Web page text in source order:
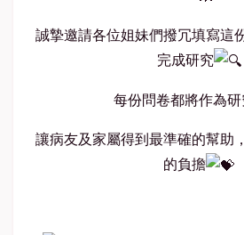
誠摯邀請各位姐妹們撥冗填寫這
完成研究
每份問卷都將作為
讓病友及家屬得到最準確的幫助
的負擔